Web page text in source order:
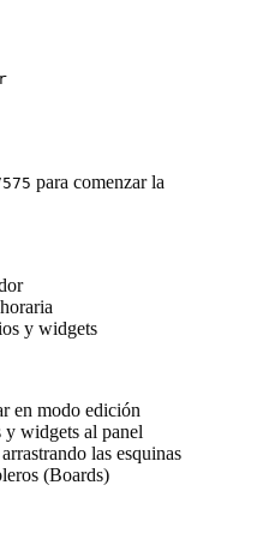
para comenzar la
y widgets
en modo edición
widgets al panel
las esquinas
(Boards)